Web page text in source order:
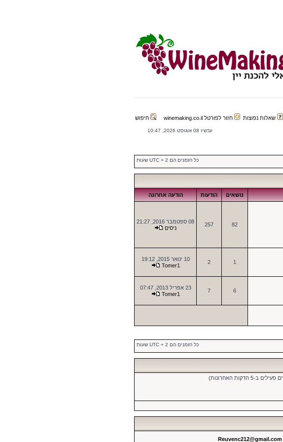
שאלות נפוצות חזור לפורטל winemaking.co.il חיפוש
עכשיו 08 אוגוסט 2026, 10:47
כל הזמנים הם UTC + 2 שעות
נושאים הודעות הודעה אחרונה
82
257
08 ספטמבר 2016, 21:27
ניסים
1
2
10 ינואר 2015, 19:12
Tomer1
6
7
23 אפריל 2013, 07:47
Tomer1
כל הזמנים הם UTC + 2 שעות
Reuvenc212@gmail.com